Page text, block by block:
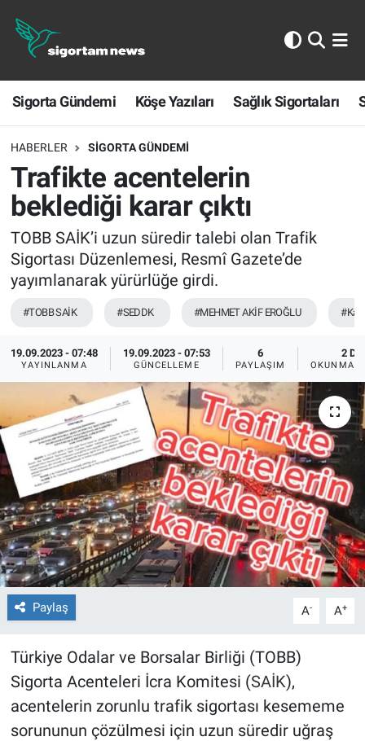
Sigorta Gündemi Köşe Yazıları Sağlık Sigortaları
HABERLER SIGORTA GÜNDEMI
Trafikte acentelerin
beklediği karar çıktı
TOBB SAİK’i uzun süredir talebi olan Trafik
Sigortası Düzenlemesi, Resmî Gazete’de
yayımlanarak yürürlüğe girdi.
#TOBB SAİK #SEDDK #MEHMET AKİF EROĞLU
19.09.2023 - 07:48
YAYINLANMA
19.09.2023 - 07:53
GÜNCELLEME
6
PAYLAŞIM
2 DK
OKUNMA
Paylaş A- A+
Türkiye Odalar ve Borsalar Birliği (TOBB)
Sigorta Acenteleri İcra Komitesi (SAİK),
acentelerin zorunlu trafik sigortası kesememe
sorununun çözülmesi için uzun süredir uğraş
Sigorta Gündemi
Köşe Yazıları
Sağlık Sigortaları
Sporun Sigortası
Ekonomi